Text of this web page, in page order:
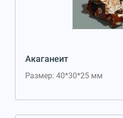
Акаганеит
Размер: 40*30*25 мм